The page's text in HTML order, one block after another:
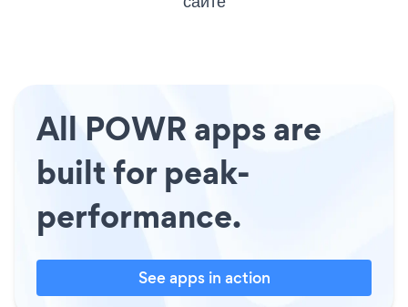
All POWR apps are
built for peak-
performance.
See apps in action